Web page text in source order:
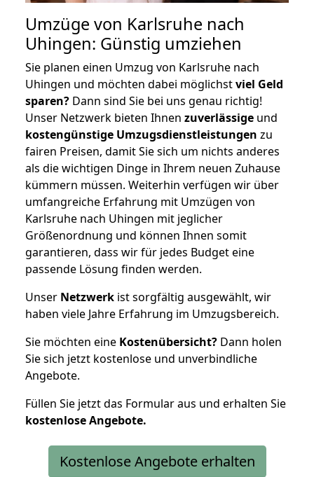
Umzüge von Karlsruhe nach
Uhingen: Günstig umziehen
Sie planen einen Umzug von Karlsruhe nach
Uhingen und möchten dabei möglichstviel Geld
sparen? Dann sind Sie bei uns genau richtig!
Unser Netzwerk bieten Ihnen zuverlässige und
kostengünstige Umzugsdienstleistungen zu
fairen Preisen, damit Sie sich um nichts anderes
als die wichtigen Dinge in Ihrem neuen Zuhause
kümmern müssen. Weiterhin verfügen wir über
umfangreiche Erfahrung mit Umzügen von
Karlsruhe nach Uhingen mit jeglicher
Größenordnung und können Ihnen somit
garantieren, dass wir für jedes Budget eine
passende Lösung finden werden.
Unser Netzwerk ist sorgfältig ausgewählt, wir
haben viele Jahre Erfahrung im Umzugsbereich.
Sie möchten eine Kostenübersicht? Dann holen
Sie sich jetzt kostenlose und unverbindliche
Angebote.
Füllen Sie jetzt das Formular aus und erhalten Sie
kostenloseAngebote.
Kostenlose Angebote erhalten